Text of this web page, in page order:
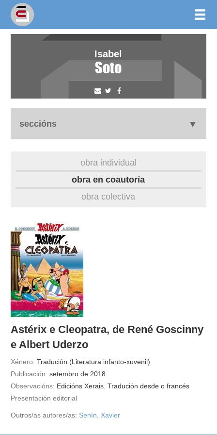
Isabel
Soto
seccións
obra individual
obra en coautoría
obra colectiva
Astérix e Cleopatra, de René Goscinny
e Albert Uderzo
Xénero: Tradución (Literatura infanto-xuvenil)
Publicación: setembro de 2018
Observacións: Edicións Xerais. Tradución desde o francés
Presentación editorial
Outros/as autores/as: Senín, Xavier